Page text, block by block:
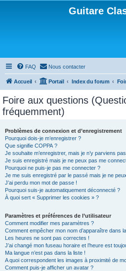
Guitare
FAQ Nous contacter
Accueil Portail Index du forum
Foire aux questions
fréquemment)
Problèmes de connexion et d’enregistrement
Pourquoi dois-je m’enregistrer ?
Que signifie COPPA ?
Je souhaite m’enregistrer, mais je n’y parviens
Je suis enregistré mais je ne peux pas me
Pourquoi ne puis-je pas me connecter ?
Je me suis enregistré par le passé mais je ne
J’ai perdu mon mot de passe !
Pourquoi suis-je automatiquement déconnecté ?
À quoi sert « Supprimer les cookies » ?
Paramètres et préférences de l’utilisateur
Comment modifier mes paramètres ?
Comment empêcher mon nom d’apparaître dans
Les heures ne sont pas correctes !
J’ai changé mon fuseau horaire et l’heure est
Ma langue n’est pas dans la liste !
A quoi correspondent les images à proximité de
Comment puis-je afficher un avatar ?